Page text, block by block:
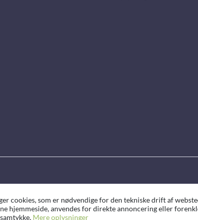
cookies, som er nødvendige for den tekniske drift af
hjemmeside, anvendes for direkte annoncering eller
Mere oplysninger